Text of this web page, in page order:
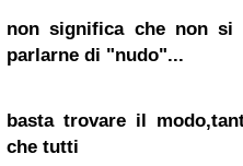
non significa che non
parlarne di "nudo"...
basta trovare il
che tutti